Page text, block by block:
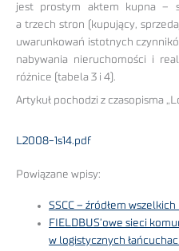
jest prostym aktem kupna –
a trzech stron (kupujący,
uwarunkowań istotnych
nabywania nieruchomości i
różnice (tabela 3 i 4).
Artykuł pochodzi z czasopisma
L2008-1s14.pdf
Powiązane wpisy:
SSCC – źródłem
FIELDBUS’owe sieci
w logistycznych